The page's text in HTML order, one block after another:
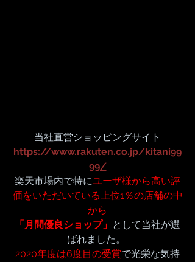
当社直営ショッピングサイト
https://www.rakuten.co.jp/kitani99
99/
楽天市場内で特にユーザ様から高い評
価をいただいている上位1％の店舗の中
から
「月間優良ショップ」 として当社が選
ばれました。
2020年度は6度目の受賞で光栄な気持